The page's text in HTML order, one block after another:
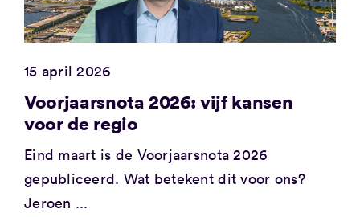
15 april 2026
Voorjaarsnota 2026: vijf kansen
voor de regio
Eind maart is de Voorjaarsnota 2026
gepubliceerd. Wat betekent dit voor ons?
Jeroen ...